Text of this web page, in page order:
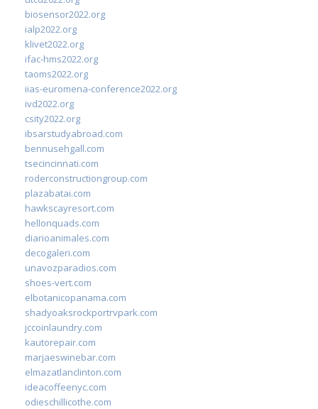
biosensor2022.org
ialp2022.org
klivet2022.org
ifac-hms2022.org
taoms2022.org
iias-euromena-conference2022.org
ivd2022.org
csity2022.org
ibsarstudyabroad.com
bennusehgall.com
tsecincinnati.com
roderconstructiongroup.com
plazabatai.com
hawkscayresort.com
hellonquads.com
diarioanimales.com
decogaleri.com
unavozparadios.com
shoes-vert.com
elbotanicopanama.com
shadyoaksrockportrvpark.com
jccoinlaundry.com
kautorepair.com
marjaeswinebar.com
elmazatlanclinton.com
ideacoffeenyc.com
odieschillicothe.com